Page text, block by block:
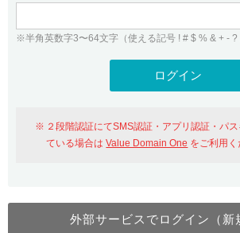
WHOIS検索
Value Domainにログイン
おすすめ One レンタルサーバーを含む最新
Value Domain Oneにログ
※半角英数字3〜64文字（使える記号 ! # $ % & + - ? .
２段階認証にてSMS認証・アプリ認証・パ
ている場合はValue Domain One をご利用く
外部サービスでログイン（新